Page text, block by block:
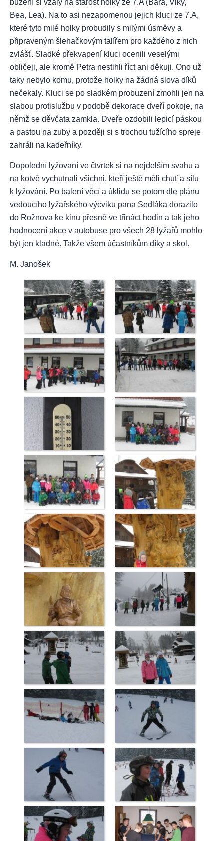
Bea, Lea). Na to asi nezapomenou jejich kluci ze 7.A,
které tyto milé holky probudily s milými úsměvy a
připraveným šlehačkovým talířem pro každého z nich
zvlášť. Sladké překvapení kluci ocenili veselými
obličeji, ale kromě Petra nestihli říct ani děkuji. Ono už
taky nebylo komu, protože holky na žádná slova díků
nečekaly. Kluci se po sladkém probuzení zmohli jen na
slabou protislužbu v podobě dekorace dveří pokoje, na
němž se děvčata zamkla. Dveře ozdobili lepicí páskou
a pastou na zuby a později si s trochou tužícího spreje
zahráli na kadeřníky.
Dopolední lyžovaní ve čtvrtek si na nejdelším svahu a
na kotvě vychutnali všichni, kteří ještě měli chuť a sílu
k lyžování. Po balení věcí a úklidu se potom dle plánu
vedoucího lyžařského výcviku pana Sedláka dorazilo
do Rožnova ke kinu přesně ve třináct hodin a tak jeho
hodnocení akce v autobuse pro všech 28 lyžařů mohlo
být jen kladné. Takže všem účastníkům díky a skol.
M. Janošek